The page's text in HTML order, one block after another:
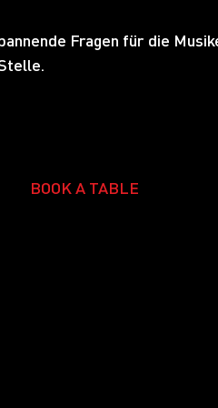
Fragen für die
BOOK A TABLE